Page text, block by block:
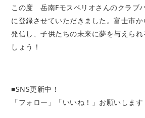
この度 岳南Fモスペリオさんのクラブ
に登録させていただきました。富士市
発信し、子供たちの未来に夢を与えられ
しょう！
■SNS更新中！
「フォロー」「いいね！」お願いします